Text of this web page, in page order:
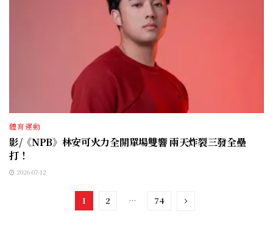
體育運動
影/《NPB》林安可火力全開單場雙響 兩天炸裂三發全壘
打！
2026-07-12
1 2 … 74